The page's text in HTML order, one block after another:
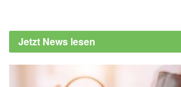
Hands?, (Abruf:
Clinic
Institut für Qualität und
Gesundheitswesen
Jetzt News lesen